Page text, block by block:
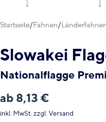
Startseite Fahnen
Slowakei
Nationalflagge
ab 8,13 €
inkl. MwSt. zzgl. Versand